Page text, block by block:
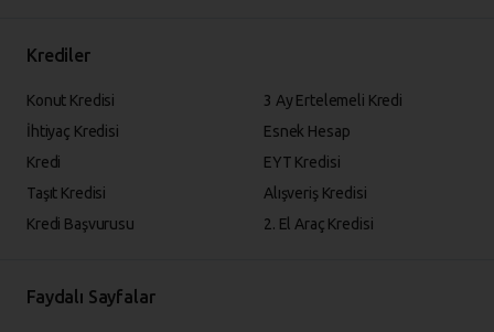
Krediler
Konut Kredisi
İhtiyaç Kredisi
Kredi
Taşıt Kredisi
Kredi Başvurusu
3 Ay Ertelemeli Kredi
Esnek Hesap
EYT Kredisi
Alışveriş Kredisi
2. El Araç Kredisi
Faydalı Sayfalar